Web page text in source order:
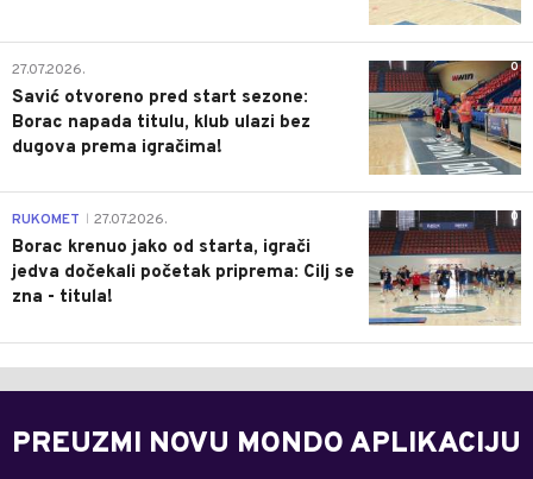
0
27.07.2026.
Savić otvoreno pred start sezone:
Borac napada titulu, klub ulazi bez
dugova prema igračima!
0
RUKOMET 27.07.2026.
Borac krenuo jako od starta, igrači
jedva dočekali početak priprema: Cilj se
zna - titula!
PREUZMI NOVU MONDO APLIKACIJU